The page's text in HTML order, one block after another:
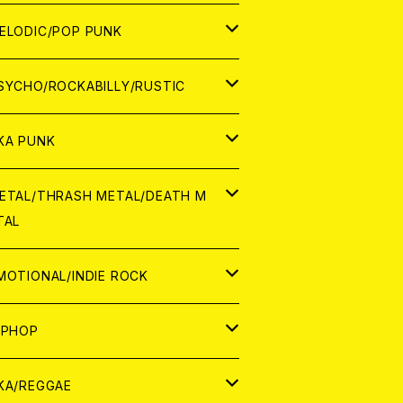
ログ
ログ
POP PUNK
ROCKABILLY/RUSTIC
PUNK
THRASH METAL/DEATH M
INDIE ROCK
REGGAE